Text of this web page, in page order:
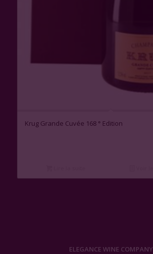
Krug Grande Cuvée 168 ° Edition
ELEGANCE WINE COMPANY